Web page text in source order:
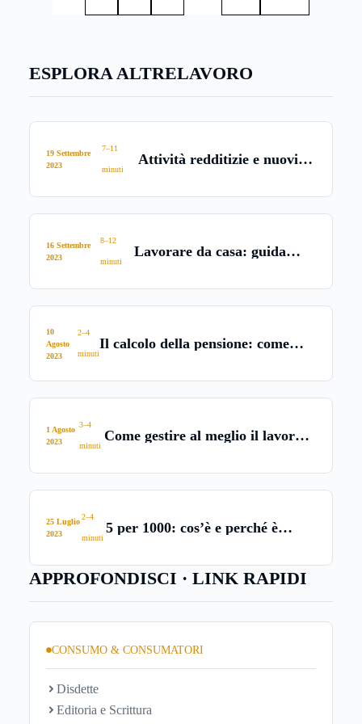
ESPLORA ALTRELAVORO
19 Settembre
2023
7–11
minuti
Attività redditizie e nuovi
16 Settembre
2023
8–12
minuti
Lavorare da casa: guida
10
Agosto
2023
2–4
minuti
Il calcolo della pensione: come
1 Agosto
2023
3–4
minuti
Come gestire al meglio il lavoro e
25 Luglio
2023
2–4
minuti
5 per 1000: cos’è e perché è
APPROFONDISCI · LINK RAPIDI
CONSUMO & CONSUMATORI
Disdette
Editoria e Scrittura